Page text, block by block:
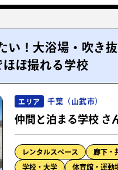
い！大浴場・吹き
ぼ撮れる学校
エリア 千葉（山武市）
仲間と泊まる学校 さ
レンタルスペース 廊下・
学校・大学 体育館・運動